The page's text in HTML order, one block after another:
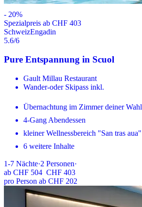
- 20%
Spezialpreis ab CHF 403
SchweizEngadin
5.6/6
Pure Entspannung in Scuol
Gault Millau Restaurant
Wander-oder Skipass inkl.
Übernachtung im Zimmer deiner Wahl
4-Gang Abendessen
kleiner Wellnessbereich "San tras aua"
6 weitere Inhalte
1-7 Nächte·2 Personen·
ab CHF 504 CHF 403
pro Person ab CHF 202